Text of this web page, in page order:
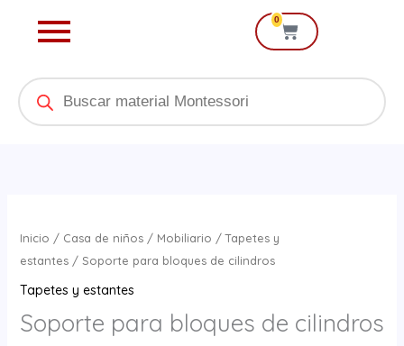
0
Cart
Products
search
Inicio / Casa de niños/ Mobiliario /Tapetes y
estantes/ Soporte para bloques de cilindros
Tapetes y estantes
Soporte para bloques de cilindros
para
bloques
cilindros
cantidad